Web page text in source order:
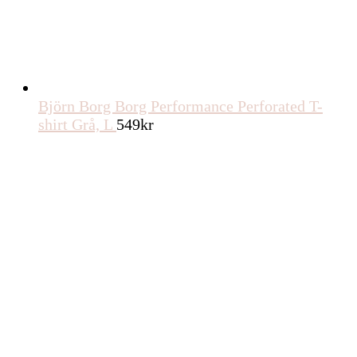
Björn Borg Borg Performance Perforated T-
shirt Grå, L 549kr